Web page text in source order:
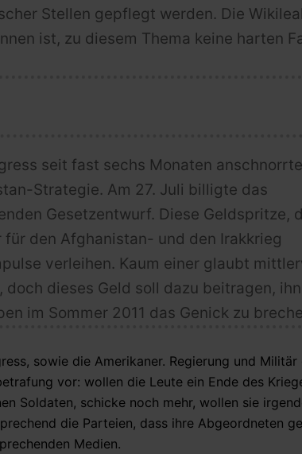
Stellen gepflegt werden. Die
ist, zu diesem Thema keine harten
seit fast sechs Monaten
Strategie. Am 27. Juli billigte das
Gesetzentwurf. Diese Geldspritze,
den Afghanistan- und den Irakkrieg
verleihen. Kaum einer glaubt
dieses Geld soll dazu beitragen,
im Sommer 2011 das Genick zu
sowie die Amerikaner. Regierung und Militär
vor: wollen die Leute ein Ende des
Soldaten, schicke noch mehr, wollen sie
die Parteien, dass ihre Abgeordneten
Medien.